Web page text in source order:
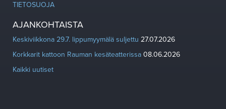
TIETOSUOJA
AJANKOHTAISTA
Keskiviikkona 29.7. lippumyymälä suljettu 27.07.2026
Korkkarit kattoon Rauman kesäteatterissa 08.06.2026
Kaikki uutiset